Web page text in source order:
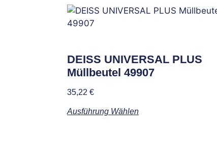
DEISS UNIVERSAL PLUS
Müllbeutel 49907
35,22 €
Ausführung Wählen